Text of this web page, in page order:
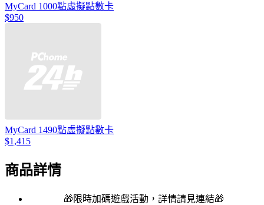
MyCard 1000點虛擬點數卡
$950
MyCard 1490點虛擬點數卡
$1,415
商品詳情
🎁限時加碼遊戲活動，詳情請見連結🎁